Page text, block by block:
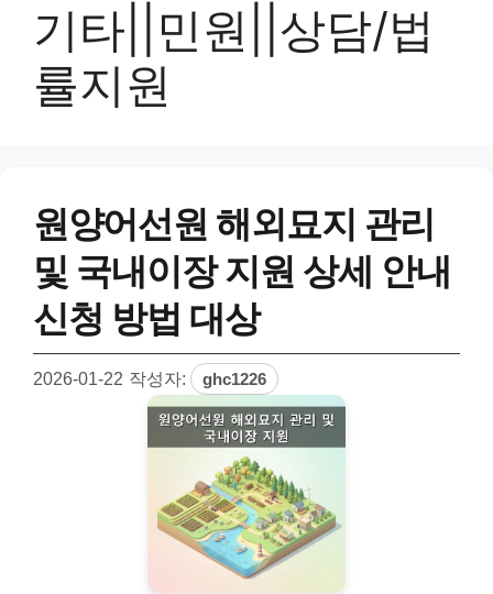
기타||민원||상담/법
률지원
원양어선원 해외묘지 관리
및 국내이장 지원 상세 안내
신청 방법 대상
2026-01-22 작성자: ghc1226